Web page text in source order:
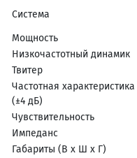
Система
Мощность
Низкочастотный динамик
Твитер
Частотная характеристика
(±4 дБ)
Чувствительность
Импеданс
Габариты (В x Ш x Г)